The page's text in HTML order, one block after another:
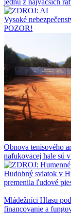
jednu z najväčších
Vysoké
POZOR!
Obnova tenisového
nafukovacej hale sú
Hudobný sviatok v
premenila ľudové
Mládežníci Hlasu
financovanie a